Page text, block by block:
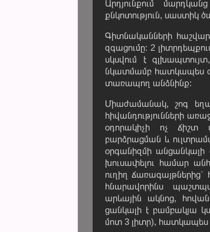
Արդյունքում
քնկոտություն, սաստիկ
Գիտնականների
զգացումը: 2
սկսվում է
նկատմամբ հատկապես
տառապող անձնինք:
Միաժամանակ, շոգ
հիվանդությունների
օդորակիչի ոչ ճիշտ
բարձրացման և
օրգանիզմի անցանկալի
խուսափելու համար
ուղիղ ճառագայթներից`
հնարավորինս
արևային ակնոց,
ցանկալի է բամբակյա
մոտ 3 լիտր), հատկապես